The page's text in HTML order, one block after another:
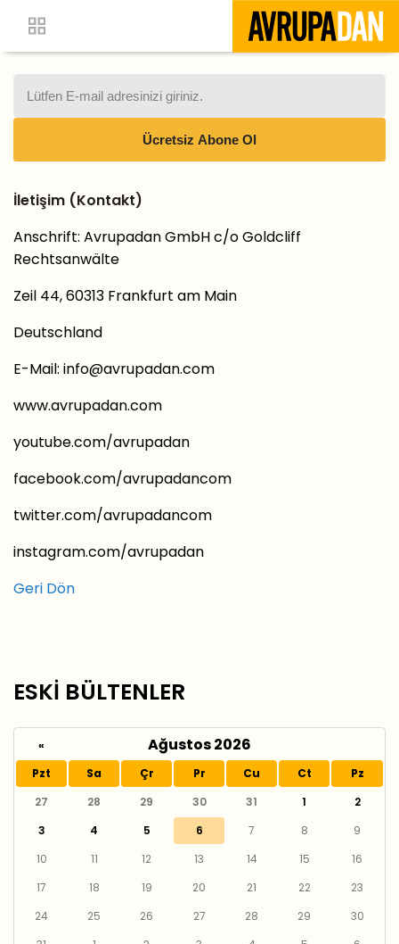
İletişim (Kontakt)
Anschrift: Avrupadan GmbH c/o Goldcliff
Rechtsanwälte
Zeil 44, 60313 Frankfurt am Main
Deutschland
E-Mail: info@avrupadan.com
www.avrupadan.com
youtube.com/avrupadan
facebook.com/avrupadancom
twitter.com/avrupadancom
instagram.com/avrupadan
Geri Dön
ESKİ BÜLTENLER
« Ağustos 2026
Pzt Sa Çr Pr Cu Ct
Pz
27
28 29 30 31 1
2
3
4 5 6 7 8
9
10
11 12 13 14 15
16
17
18 19 20 21 22
23
24
25 26 27 28 29
30